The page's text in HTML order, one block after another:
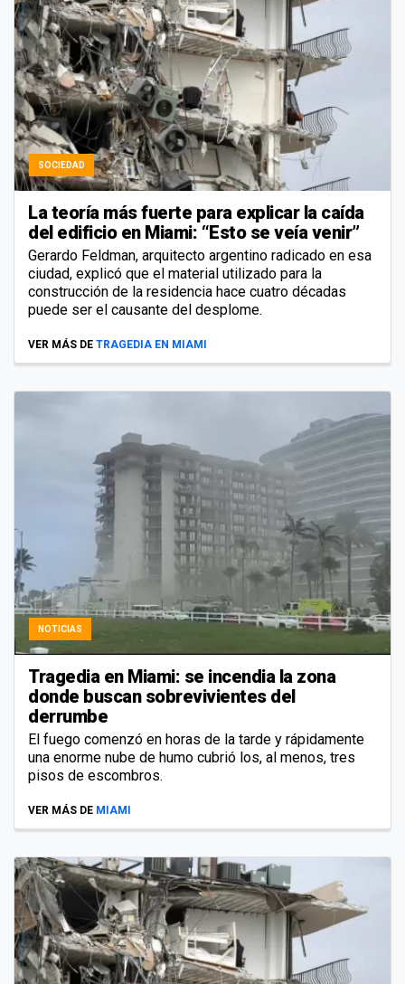
SOCIEDAD
La teoría más fuerte para explicar la caída
del edificio en Miami: “Esto se veía venir”
Gerardo Feldman, arquitecto argentino radicado en esa
ciudad, explicó que el material utilizado para la
construcción de la residencia hace cuatro décadas
puede ser el causante del desplome.
VER MÁS DE TRAGEDIA EN MIAMI
NOTICIAS
Tragedia en Miami: se incendia la zona
donde buscan sobrevivientes del
derrumbe
El fuego comenzó en horas de la tarde y rápidamente
una enorme nube de humo cubrió los, al menos, tres
pisos de escombros.
VER MÁS DE MIAMI